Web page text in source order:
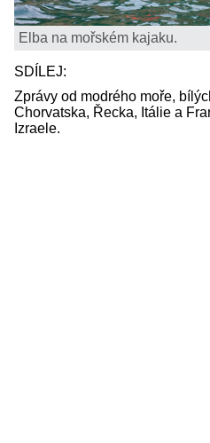
Elba na mořském kajaku.
SDÍLEJ:
Zprávy od modrého moře,
Chorvatska, Řecka, Itálie a
Izraele.